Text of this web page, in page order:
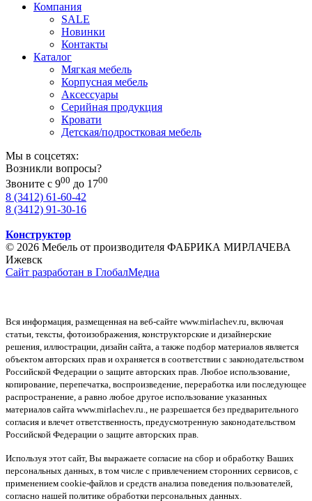
Компания
SALE
Новинки
Контакты
Каталог
Мягкая мебель
Корпусная мебель
Аксессуары
Серийная продукция
Кровати
Детская/подростковая мебель
Мы в соцсетях:
Возникли вопросы?
Звоните с 900 до 1700
8 (3412) 61-60-42
8 (3412) 91-30-16
Конструктор
© 2026 Мебель от производителя ФАБРИКА МИРЛАЧЕВА
Ижевск
Сайт разработан в ГлобалМедиа
Вся информация, размещенная на веб-сайте www.mirlachev.ru, включая
статьи, тексты, фотоизображения, конструкторские и дизайнерские
решения, иллюстрации, дизайн сайта, а также подбор материалов является
объектом авторских прав и охраняется в соответствии с законодательством
Российской Федерации о защите авторских прав. Любое использование,
копирование, перепечатка, воспроизведение, переработка или последующее
распространение, а равно любое другое использование указанных
материалов сайта www.mirlachev.ru., не разрешается без предварительного
согласия и влечет ответственность, предусмотренную законодательством
Российской Федерации о защите авторских прав.
Используя этот сайт, Вы выражаете согласие на сбор и обработку Ваших
персональных данных, в том числе с привлечением сторонних сервисов, с
применением cookie-файлов и средств анализа поведения пользователей,
согласно нашей политике обработки персональных данных.